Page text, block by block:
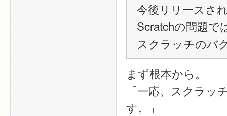
今後リリースさ
Scratchの問題で
スクラッチのバ
まず根本から。
「一応、スクラ
す。」